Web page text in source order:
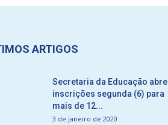
ARTIGOS
Secretaria da Educação abre
inscrições segunda (6) para
mais de 12...
3 de janeiro de 2020